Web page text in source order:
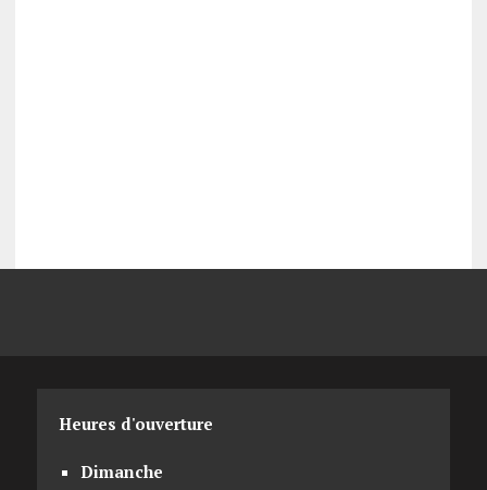
Heures d'ouverture
Dimanche